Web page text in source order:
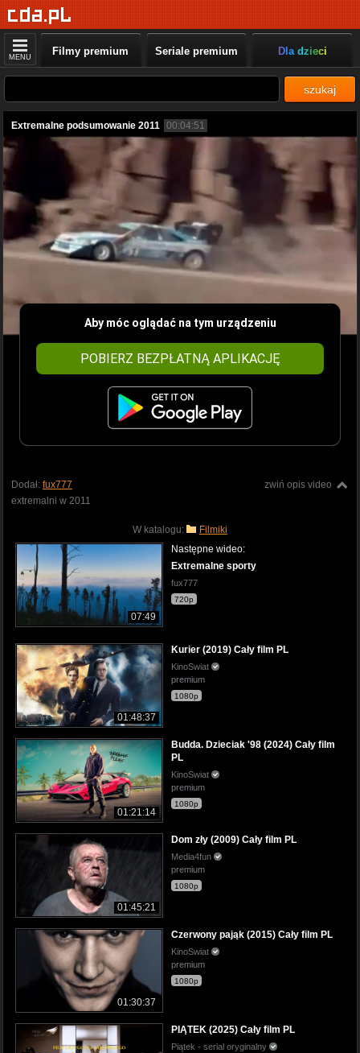
MENU Filmy premium Seriale premium Dla dzieci
szukaj
Extremalne podsumowanie 2011 00:04:51
Aby móc oglądać na tym urządzeniu
POBIERZ BEZPŁATNĄ APLIKACJĘ
zwiń opis video
Dodał: fux777
extremalni w 2011
W katalogu: Filmiki
07:49
Następne wideo:
Extremalne sporty
fux777
720p
01:48:37
Kurier (2019) Cały film PL
KinoSwiat
premium
1080p
01:21:14
Budda. Dzieciak '98 (2024) Cały film
PL
KinoSwiat
premium
1080p
01:45:21
Dom zły (2009) Cały film PL
Media4fun
premium
1080p
01:30:37
Czerwony pająk (2015) Cały film PL
KinoSwiat
premium
1080p
PIĄTEK (2025) Cały film PL
Piątek - serial oryginalny